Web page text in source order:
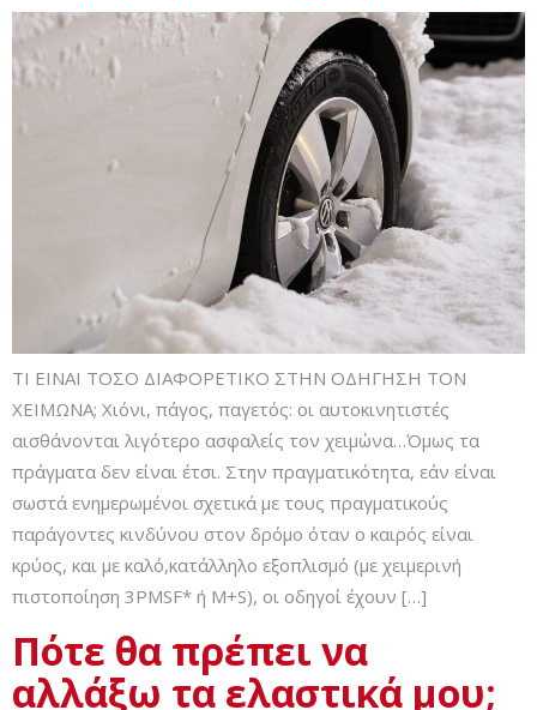
ΤΙ ΕΙΝΑΙ ΤΟΣΟ ΔΙΑΦΟΡΕΤΙΚΟ ΣΤΗΝ ΟΔΗΓΗΣΗ ΤΟΝ
ΧΕΙΜΩΝΑ; Χιόνι, πάγος, παγετός: οι αυτοκινητιστές
αισθάνονται λιγότερο ασφαλείς τον χειμώνα…Όμως τα
πράγματα δεν είναι έτσι. Στην πραγματικότητα, εάν είναι
σωστά ενημερωμένοι σχετικά με τους πραγματικούς
παράγοντες κινδύνου στον δρόμο όταν ο καιρός είναι
κρύος, και με καλό,κατάλληλο εξοπλισμό (με χειμερινή
πιστοποίηση 3PMSF* ή M+S), οι οδηγοί έχουν […]
Πότε θα πρέπει να
αλλάξω τα ελαστικά μου;